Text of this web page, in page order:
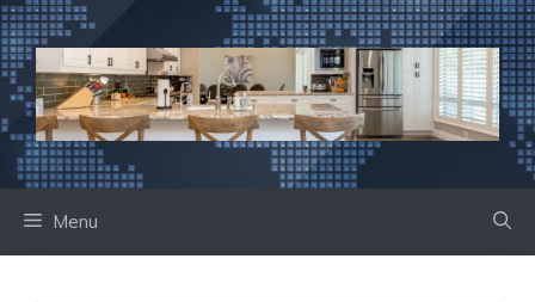
Ga
naar
de
inhoud
Menu